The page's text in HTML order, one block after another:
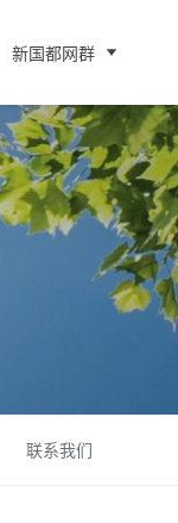
新国都网群
联系我们